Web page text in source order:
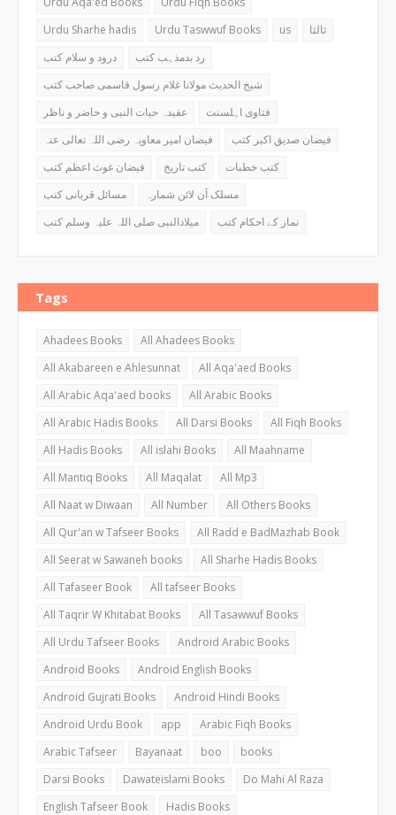
Urdu Sharhe hadis
Urdu Taswwuf Books us
ثالثا
درود و سلام کتب
رد بدمذہب کتب
شیخ الحدیث مولانا غلام رسول قاسمی صاحب کتب
عقیدہ حیات النبی و حاضر و ناظر
فتاوی اہلسنت
فیضان امیر معاویہ رضی اللہ تعالی عنہ
فیضان صدیق اکبر کتب
فیضان غوث اعظم کتب
کتب تاریخ
کتب خطبات
مسائل قربانی کتب
مسلک آن لائن شمارہ
میلادالنبی صلی اللہ علیہ وسلم کتب
نماز کے احکام کتب
Tags
Ahadees Books
All Ahadees Books
All Akabareen e Ahlesunnat
All Aqa'aed Books
All Arabic Aqa'aed books
All Arabic Books
All Arabic Hadis Books
All Darsi Books
All Fiqh Books
All Hadis Books
All islahi Books
All Maahname
All Mantiq Books
All Maqalat
All Mp3
All Naat w Diwaan
All Number
All Others Books
All Qur'an w Tafseer Books
All Radd e BadMazhab Book
All Seerat w Sawaneh books
All Sharhe Hadis Books
All Tafaseer Book
All tafseer Books
All Taqrir W Khitabat Books
All Tasawwuf Books
All Urdu Tafseer Books
Android Arabic Books
Android Books
Android English Books
Android Gujrati Books
Android Hindi Books
Android Urdu Book
app
Arabic Fiqh Books
Arabic Tafseer
Bayanaat boo
books
Darsi Books
Dawateislami Books
Do Mahi Al Raza
English Tafseer Book
Hadis Books